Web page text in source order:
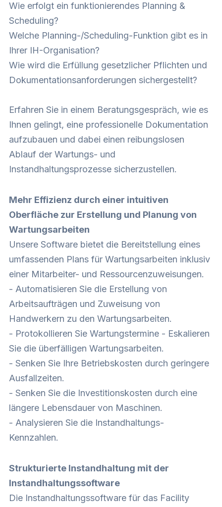
Wie erfolgt ein funktionierendes Planning &
Scheduling?
Welche Planning-/Scheduling-Funktion gibt es in
Ihrer IH-Organisation?
Wie wird die Erfüllung gesetzlicher Pflichten und
Dokumentationsanforderungen sichergestellt?
Erfahren Sie in einem Beratungsgespräch, wie es
Ihnen gelingt, eine professionelle Dokumentation
aufzubauen und dabei einen reibungslosen
Ablauf der Wartungs- und
Instandhaltungsprozesse sicherzustellen.
Mehr Effizienz durch einer intuitiven
Oberfläche zur Erstellung und Planung von
Wartungsarbeiten
Unsere Software bietet die Bereitstellung eines
umfassenden Plans für Wartungsarbeiten inklusiv
einer Mitarbeiter- und Ressourcenzuweisungen.
- Automatisieren Sie die Erstellung von
Arbeitsaufträgen und Zuweisung von
Handwerkern zu den Wartungsarbeiten.
- Protokollieren Sie Wartungstermine - Eskalieren
Sie die überfälligen Wartungsarbeiten.
- Senken Sie Ihre Betriebskosten durch geringere
Ausfallzeiten.
- Senken Sie die Investitionskosten durch eine
längere Lebensdauer von Maschinen.
- Analysieren Sie die Instandhaltungs-
Kennzahlen.
Strukturierte Instandhaltung mit der
Instandhaltungssoftware
Die Instandhaltungssoftware für das Facility